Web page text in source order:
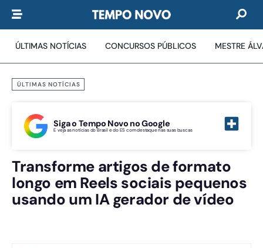
ÚLTIMAS NOTÍCIAS CONCURSOS PÚBLICOS MESTRE
ÚLTIMAS NOTÍCIAS
Siga o Tempo Novo no Google
E veja as notícias do Brasil e do ES com destaque nas suas buscas
Transforme artigos de formato
longo em Reels sociais pequenos
usando um IA gerador de vídeo